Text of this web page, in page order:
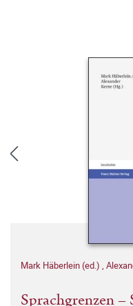
Mark Häberlein (ed.) ,
Sprachgrenzen